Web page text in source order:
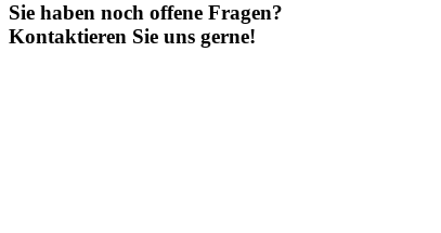
Sie haben noch offene Fragen?
Kontaktieren Sie uns gerne!